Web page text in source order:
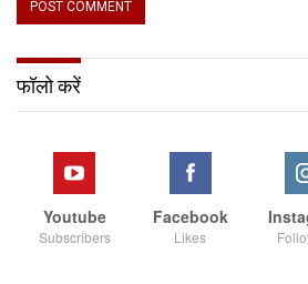
फॉलो करें
Youtube
Subscribers
Facebook
Likes